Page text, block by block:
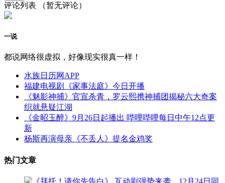
评论列表 （暂无评论）
一说
都说网络很虚拟，好像现实很真一样！
水族日历网APP
福建电视剧《家事法庭》今日开播
《魅影神捕》官宣杀青，罗云熙携神捕团揭秘六大奇案
织就悬疑江湖
《金昭玉醉》9月26日起播出 哔哩哔哩每日中午12点更
新
杨斯再演母亲《不丢人》提名金鸡奖
热门文章